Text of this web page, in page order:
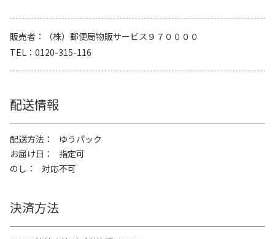
販売者
（株）郵便局物販サービス９７００００
TEL
0120-315-116
配送情報
配送方法
ゆうパック
お届け日
指定可
のし
対応不可
決済方法